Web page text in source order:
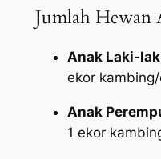
Jumlah Hewan
Anak Laki-
ekor
Anak
1 ekor